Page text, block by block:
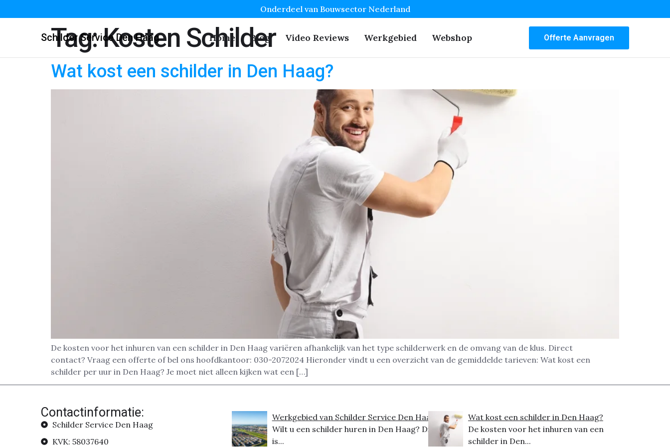
Onderdeel van Bouwsector Nederland
Schilder Service Den Haag Home Blog Video Reviews Werkgebied Webshop Offerte Aanvragen
Tag:Kosten Schilder
Wat kost een schilder in Den Haag?
De kosten voor het inhuren van een schilder in Den Haag variëren afhankelijk van het type schilderwerk en de omvang van de klus. Direct
contact? Vraag een offerte of bel ons hoofdkantoor: 030-2072024 Hieronder vindt u een overzicht van de gemiddelde tarieven: Wat kost een
schilder per uur in Den Haag? Je moet niet alleen kijken wat een […]
Contactinformatie:
Schilder Service Den Haag
KVK: 58037640
Werkgebied van Schilder Service Den Haag
Wilt u een schilder huren in Den Haag? Dit
is...
Wat kost een schilder in Den Haag?
De kosten voor het inhuren van een
schilder in Den...